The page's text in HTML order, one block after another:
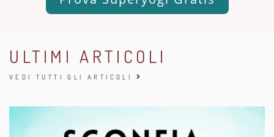
ULTIMI ARTICOLI
VEDI TUTTI GLI ARTICOLI